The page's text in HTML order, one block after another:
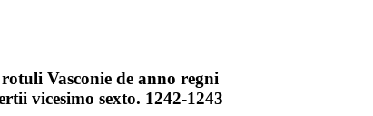
Vasconie de anno regni
vicesimo sexto. 1242-1243